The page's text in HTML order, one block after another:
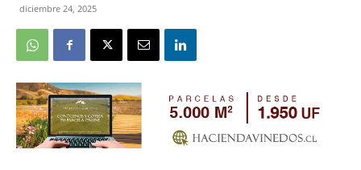
diciembre 24, 2025